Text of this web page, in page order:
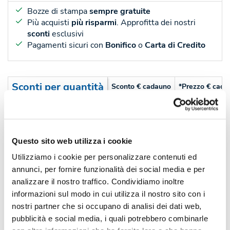
Questo sito web utilizza i cookie
Utilizziamo i cookie per personalizzare contenuti ed
annunci, per fornire funzionalità dei social media e per
analizzare il nostro traffico. Condividiamo inoltre
informazioni sul modo in cui utilizza il nostro sito con i
nostri partner che si occupano di analisi dei dati web,
pubblicità e social media, i quali potrebbero combinarle
Bozze di stampasempre gratuite
Più acquisti più risparmi. Approfitta dei nostri
scontiesclusivi
Pagamenti sicuri con BonificooCarta di Credito
Sconti per quantità Sconto € cadauno *Prezzo €
€ 0,52
Pezzi 1000
Pezzi 2000 -32% € 0,35
Non trovi la quantità in tabella?Calcola il preventivo